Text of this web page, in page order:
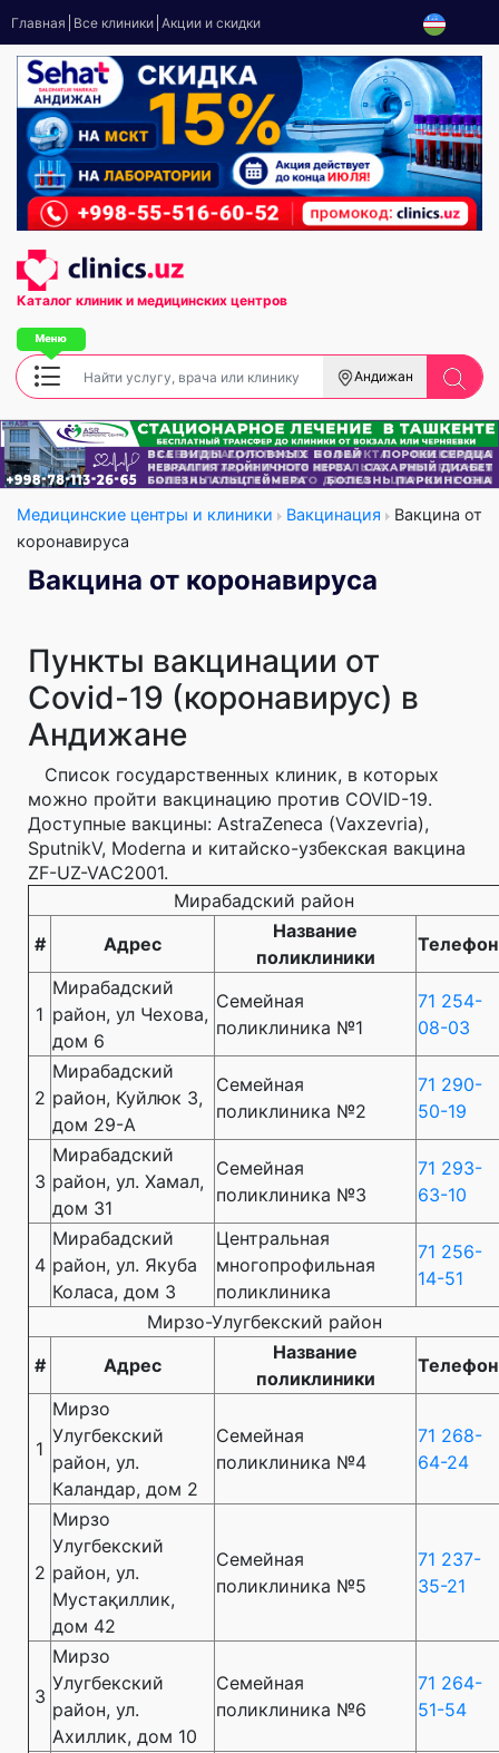
Главная Все клиники Акции и скидки
Каталог клиник и медицинских центров
Андижан
Медицинские центры и клиники Вакцинация
Вакцина от
коронавируса
Вакцина от коронавируса
Пункты вакцинации от
Covid-19 (коронавирус) в
Андижане
Список государственных клиник, в которых
можно пройти вакцинацию против COVID-19.
Доступные вакцины: AstraZeneca (Vaxzevria),
SputnikV, Moderna и китайско-узбекская вакцина
ZF-UZ-VAС2001.
Мирабадский район
#
Адрес
Название
поликлиники
Телефон
1
Мирабадский
район, ул Чехова,
дом 6
Семейная
поликлиника №1
71 254-
08-03
2
Мирабадский
район, Куйлюк 3,
дом 29-А
Семейная
поликлиника №2
71 290-
50-19
3
Мирабадский
район, ул. Хамал,
дом 31
Семейная
поликлиника №3
71 293-
63-10
4
Мирабадский
район, ул. Якуба
Коласа, дом 3
Центральная
многопрофильная
поликлиника
71 256-
14-51
Мирзо-Улугбекский район
#
Адрес
Название
поликлиники
Телефон
1
Мирзо
Улугбекский
район, ул.
Каландар, дом 2
Семейная
поликлиника №4
71 268-
64-24
2
Мирзо
Улугбекский
район, ул.
Мустақиллик,
дом 42
Семейная
поликлиника №5
71 237-
35-21
3
Мирзо
Улугбекский
район, ул.
Ахиллик, дом 10
Семейная
поликлиника №6
71 264-
51-54